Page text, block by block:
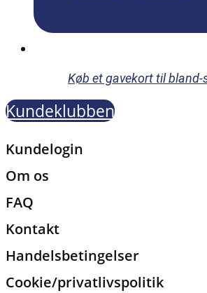
Køb et gavekort til bland-
Kundeklubben
Kundelogin
Om os
FAQ
Kontakt
Handelsbetingelser
Cookie/privatlivspolitik